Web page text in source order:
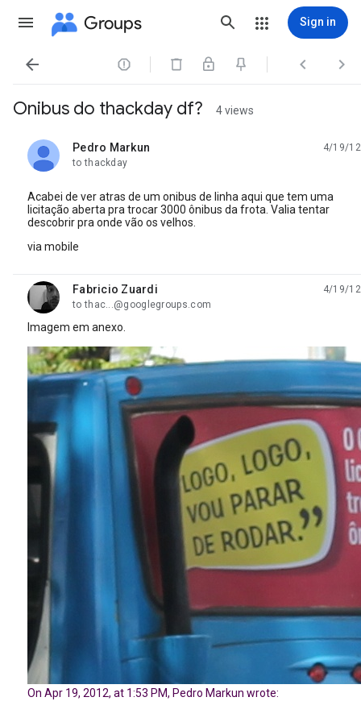
Groups Sign in
   
Onibus do thackday df? 4 views
Pedro Markun
unread,
4/19/12
to thackday
Acabei de ver atras de um onibus de linha aqui que tem uma
licitação aberta pra trocar 3000 ônibus da frota. Valia tentar
descobrir pra onde vão os velhos.
via mobile
Fabricio Zuardi
unread,
4/19/12
to thac...@googlegroups.com
Imagem em anexo.
On Apr 19, 2012, at 1:53 PM, Pedro Markun wrote: